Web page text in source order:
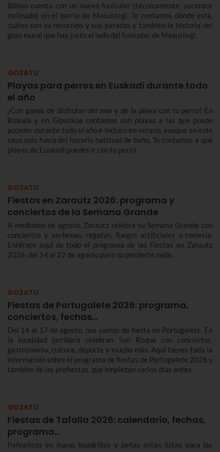
Bilbao cuenta con un nuevo funicular (técnicamente, ascensor
inclinado) en el barrio de Masustegi. Te contamos dónde está,
cuáles son su recorrido y sus paradas y también la historia del
gran mural que hay justo al lado del funicular de Masustegi.
GOZATU
Playas para perros en Euskadi durante todo
el año
¿Con ganas de disfrutar del mar y de la playa con tu perro? En
Bizkaia y en Gipuzkoa contamos con playas a las que puede
acceder durante todo el año e incluso en verano, aunque en este
caso solo fuera del horario habitual de baño. Te contamos a qué
playas de Euskadi puedes ir con tu perro.
GOZATU
Fiestas en Zarautz 2026: programa y
conciertos de la Semana Grande
A mediados de agosto, Zarautz celebra su Semana Grande con
conciertos y verbenas, regatas, fuegos artificiales o romería.
Entérate aquí de todo el programa de las Fiestas en Zarautz
2026, del 14 al 22 de agosto para no perderte nada.
GOZATU
Fiestas de Portugalete 2026: programa,
conciertos, fechas…
Del 14 al 17 de agosto, nos vamos de fiesta en Portugalete. En
la localidad jarrillera celebran San Roque con conciertos,
gastronomía, cultura, deporte y mucho más. Aquí tienes toda la
información sobre el programa de fiestas de Portugalete 2026 y
también de las prefiestas, que empiezan varios días antes.
GOZATU
Fiestas de Tafalla 2026: calendario, fechas,
programa…
Pañuelicos en mano, kuadrillas y peñas están listas para las